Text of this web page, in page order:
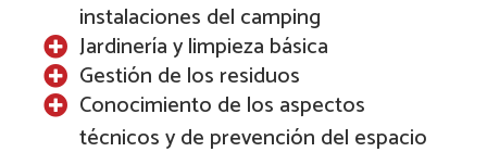
instalaciones del camping
Jardinería y limpieza básica
Gestión de los residuos
Conocimiento de los aspectos
técnicos y de prevención del espacio